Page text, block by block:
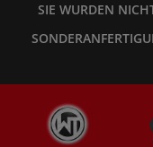
SIE WURDEN